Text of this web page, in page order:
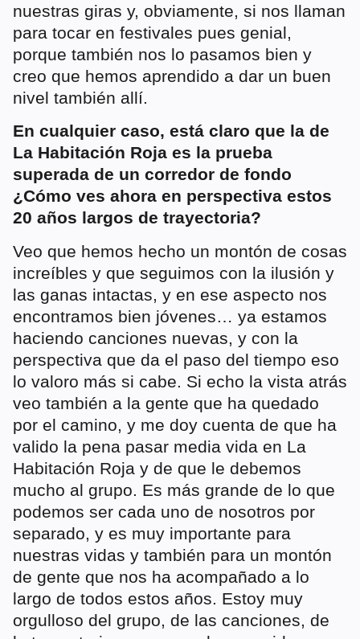
nuestras giras y, obviamente, si nos llaman
para tocar en festivales pues genial,
porque también nos lo pasamos bien y
creo que hemos aprendido a dar un buen
nivel también allí.
En cualquier caso, está claro que la de
La Habitación Roja es la prueba
superada de un corredor de fondo
¿Cómo ves ahora en perspectiva estos
20 años largos de trayectoria?
Veo que hemos hecho un montón de cosas
increíbles y que seguimos con la ilusión y
las ganas intactas, y en ese aspecto nos
encontramos bien jóvenes… ya estamos
haciendo canciones nuevas, y con la
perspectiva que da el paso del tiempo eso
lo valoro más si cabe. Si echo la vista atrás
veo también a la gente que ha quedado
por el camino, y me doy cuenta de que ha
valido la pena pasar media vida en La
Habitación Roja y de que le debemos
mucho al grupo. Es más grande de lo que
podemos ser cada uno de nosotros por
separado, y es muy importante para
nuestras vidas y también para un montón
de gente que nos ha acompañado a lo
largo de todos estos años. Estoy muy
orgulloso del grupo, de las canciones, de